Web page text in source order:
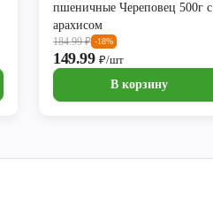
пшеничные Череповец 500г с
арахисом
184.99₽ -18%
149.99₽/шт
В корзину